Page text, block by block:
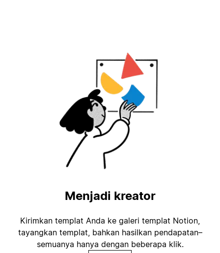
Menjadi kreator
Kirimkan templat Anda ke galeri templat Notion,
tayangkan templat, bahkan hasilkan pendapatan–
semuanya hanya dengan beberapa klik.